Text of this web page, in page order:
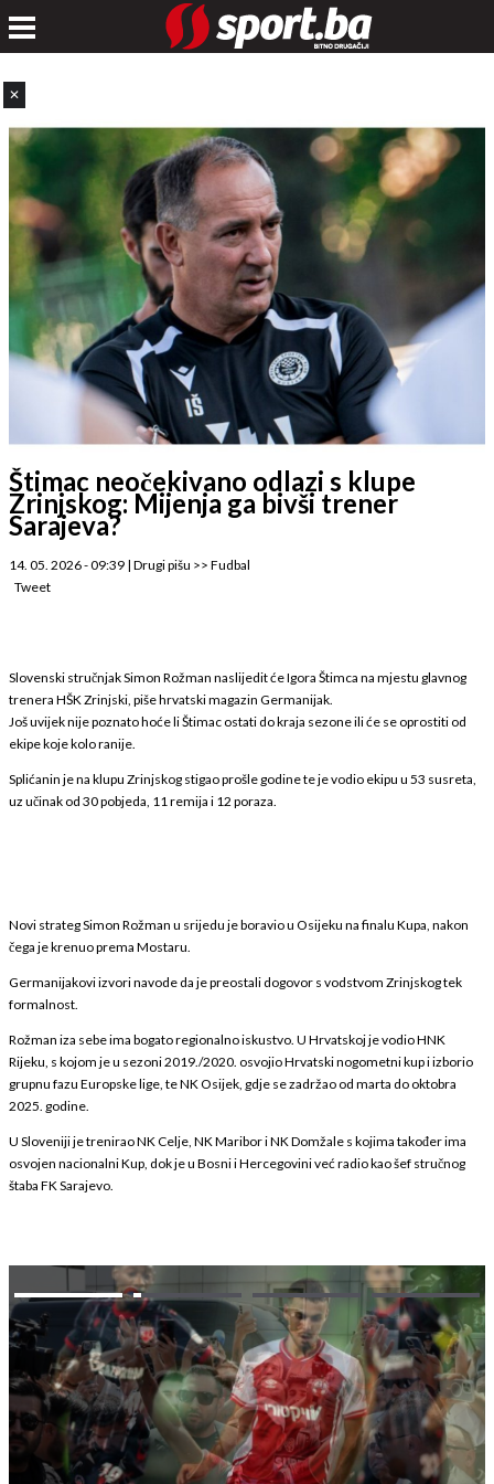
✕
Štimac neočekivano odlazi s klupe
Zrinjskog: Mijenja ga bivši trener
Sarajeva?
14. 05. 2026 - 09:39 | Drugi pišu >> Fudbal
Tweet
Slovenski stručnjak Simon Rožman naslijedit će Igora Štimca na mjestu glavnog
trenera HŠK Zrinjski, piše hrvatski magazin Germanijak.
Još uvijek nije poznato hoće li Štimac ostati do kraja sezone ili će se oprostiti od
ekipe koje kolo ranije.
Splićanin je na klupu Zrinjskog stigao prošle godine te je vodio ekipu u 53 susreta,
uz učinak od 30 pobjeda, 11 remija i 12 poraza.
Novi strateg Simon Rožman u srijedu je boravio u Osijeku na finalu Kupa, nakon
čega je krenuo prema Mostaru.
Germanijakovi izvori navode da je preostali dogovor s vodstvom Zrinjskog tek
formalnost.
Rožman iza sebe ima bogato regionalno iskustvo. U Hrvatskoj je vodio HNK
Rijeku, s kojom je u sezoni 2019./2020. osvojio Hrvatski nogometni kup i izborio
grupnu fazu Europske lige, te NK Osijek, gdje se zadržao od marta do oktobra
2025. godine.
U Sloveniji je trenirao NK Celje, NK Maribor i NK Domžale s kojima također ima
osvojen nacionalni Kup, dok je u Bosni i Hercegovini već radio kao šef stručnog
štaba FK Sarajevo.